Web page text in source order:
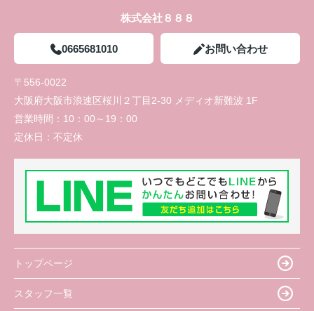
株式会社８８８
0665681010 お問い合わせ
〒556-0022
大阪府大阪市浪速区桜川２丁目2-30 メディオ新難波 1F
営業時間： 10：00～19：00
定休日： 不定休
トップページ
スタッフ一覧